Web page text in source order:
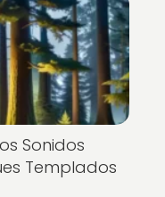
Sonidos
Templados